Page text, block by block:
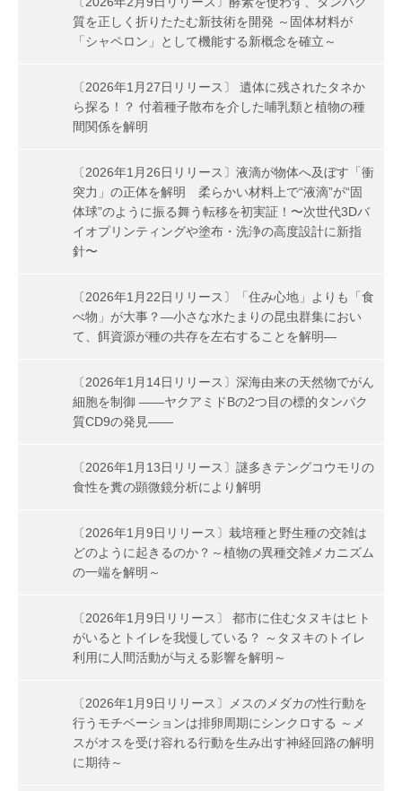
質を正しく折りたたむ新技術を開発 ～固体材料が
「シャペロン」として機能する新概念を確立～
〔2026年1月27日リリース〕 遺体に残されたタネか
ら探る！？ 付着種子散布を介した哺乳類と植物の種
間関係を解明
〔2026年1月26日リリース〕液滴が物体へ及ぼす「衝
突力」の正体を解明 柔らかい材料上で“液滴”が“固
体球”のように振る舞う転移を初実証！〜次世代3Dバ
イオプリンティングや塗布・洗浄の高度設計に新指
針〜
〔2026年1月22日リリース〕「住み心地」よりも「食
べ物」が大事？―小さな水たまりの昆虫群集におい
て、餌資源が種の共存を左右することを解明―
〔2026年1月14日リリース〕深海由来の天然物でがん
細胞を制御 ――ヤクアミドBの2つ目の標的タンパク
質CD9の発見――
〔2026年1月13日リリース〕謎多きテングコウモリの
食性を糞の顕微鏡分析により解明
〔2026年1月9日リリース〕栽培種と野生種の交雑は
どのように起きるのか？～植物の異種交雑メカニズム
の一端を解明～
〔2026年1月9日リリース〕 都市に住むタヌキはヒト
がいるとトイレを我慢している？ ～タヌキのトイレ
利用に人間活動が与える影響を解明～
〔2026年1月9日リリース〕メスのメダカの性行動を
行うモチベーションは排卵周期にシンクロする ～メ
スがオスを受け容れる行動を生み出す神経回路の解明
に期待～